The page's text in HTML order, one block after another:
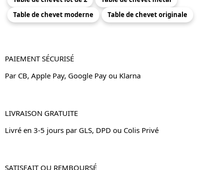
Table de chevet moderne
Table de chevet originale
PAIEMENT SÉCURISÉ
Par CB, Apple Pay, Google Pay ou Klarna
LIVRAISON GRATUITE
Livré en 3-5 jours par GLS, DPD ou Colis Privé
SATISFAIT OU REMBOURSÉ